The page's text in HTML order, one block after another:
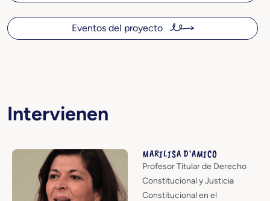
Eventos del proyecto
Intervienen
MARILISA D'AMICO
Profesor Titular de Derecho
Constitucional y Justicia
Constitucional en el